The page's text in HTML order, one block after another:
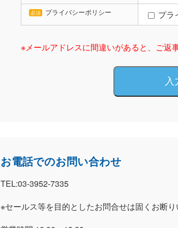
必須 プライバシーポリシー プラ
※メールアドレスに間違いがあると、ご返
お電話でのお問い合わせ
TEL:03-3952-7335
※セールス等を目的としたお問合せは固くお断り